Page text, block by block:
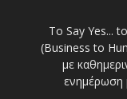
Το Say Yes...
(Business to
με
ενημέρωση